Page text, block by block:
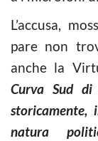
L’accusa,
pare non
anche la
Curva Sud
storicamente,
natura